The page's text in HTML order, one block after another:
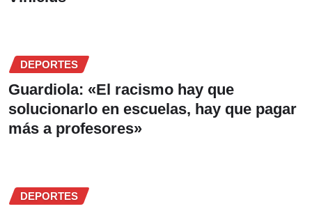
DEPORTES
Guardiola: «El racismo hay que
solucionarlo en escuelas, hay que pagar
más a profesores»
DEPORTES